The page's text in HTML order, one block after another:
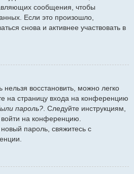
сообщения, чтобы
Если это произошло,
снова и активнее участвовать в
восстановить, можно легко
на страницу входа на конференцию
пароль?. Следуйте инструкциям,
на конференцию.
пароль, свяжитесь с